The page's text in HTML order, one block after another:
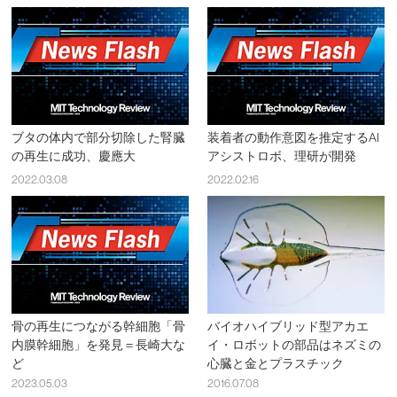
ブタの体内で部分切除した腎臓
の再生に成功、慶應大
2022.03.08
装着者の動作意図を推定するAI
アシストロボ、理研が開発
2022.02.16
骨の再生につながる幹細胞「骨
内膜幹細胞」を発見＝長崎大な
ど
2023.05.03
バイオハイブリッド型アカエ
イ・ロボットの部品はネズミの
心臓と金とプラスチック
2016.07.08